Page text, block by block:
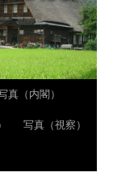
真（内閣）
写真（視察）